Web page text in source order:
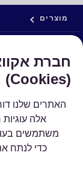
חברת
(Cookies)
האתרים שלנו
אלה עוגיות
משתמשים
כדי לנתח
מוצרים
מוצרים
מערכות אולטרה
מערכות סינון קדם
מערכות מים מזוקקים
עלינו